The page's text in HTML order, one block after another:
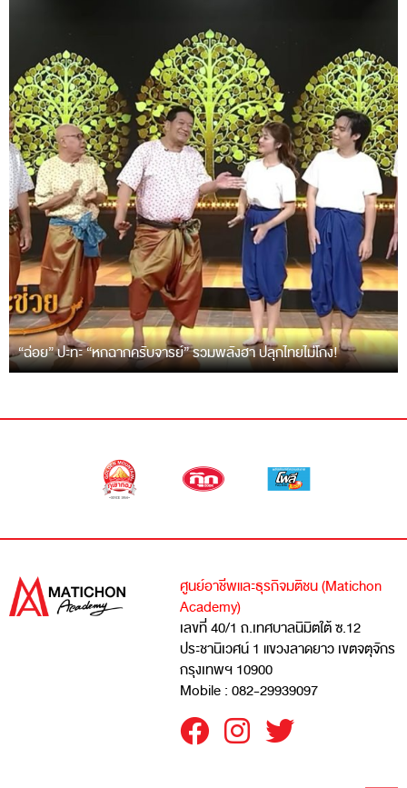
“ฉ่อย” ปะทะ “หกฉากครับจารย์” รวมพลังฮา ปลุกไทยไม่โกง!
ศูนย์อาชีพและธุรกิจมติชน (Matichon
Academy)
เลขที่ 40/1 ถ.เทศบาลนิมิตใต้ ซ.12
ประชานิเวศน์ 1 แขวงลาดยาว เขตจตุจักร
กรุงเทพฯ 10900
Mobile : 082-29939097